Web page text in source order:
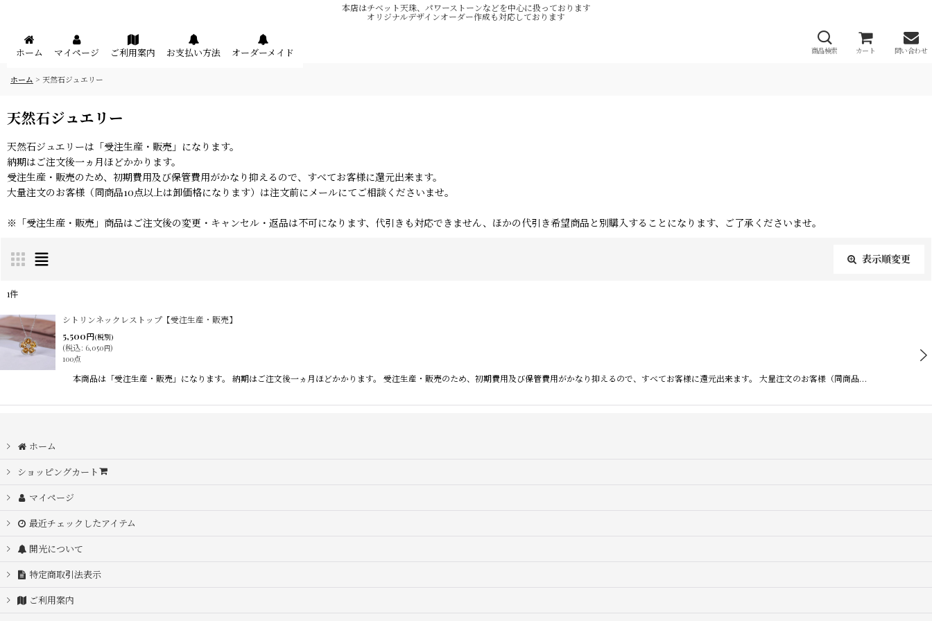
本店はチベット天珠、パワーストーンなどを中心に扱っております
オリジナルデザインオーダー作成も対応しております
メニュー 商品検索 カート 問い合わせ
ホーム マイページ ご利用案内 お支払い方法 オーダーメイド
ホーム > 天然石ジュエリー
天然石ジュエリー
天然石ジュエリーは「受注生産・販売」になります。
納期はご注文後一ヵ月ほどかかります。
受注生産・販売のため、初期費用及び保管費用がかなり抑えるので、すべてお客様に還元出来ます。
大量注文のお客様（同商品10点以上は卸価格になります）は注文前にメールにてご相談くださいませ。
※「受注生産・販売」商品はご注文後の変更・キャンセル・返品は不可になります、代引きも対応できません、ほかの代引き希望商品と別購入することになります、ご了承くださいませ。
表示順変更
サブカテゴリ
表示数
1件
シトリンネックレストップ【受注生産・販売】
5,500円(税別)
(税込: 6,050円)
100点
本商品は「受注生産・販売」になります。 納期はご注文後一ヵ月ほどかかります。 受注生産・販売のため、初期費用及び保管費用がかなり抑えるので、すべてお客様に還元出来ます。 大量注文のお客様（同商品…
ホーム
ショッピングカート
マイページ
最近チェックしたアイテム
開光について
特定商取引法表示
ご利用案内